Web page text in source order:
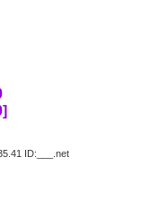
ID:___.net